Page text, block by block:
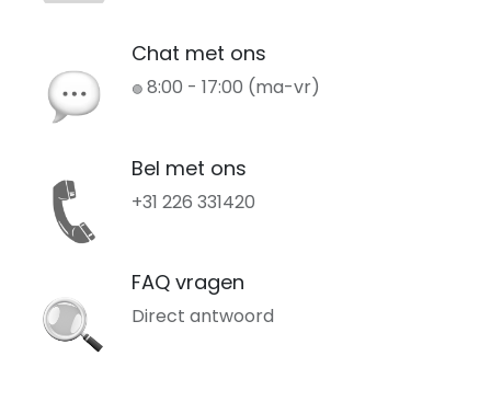
Chat met ons
🟢 8:00 - 17:00 (ma-vr)
Bel met ons
+31 226 331420
FAQ vragen
Direct antwoord